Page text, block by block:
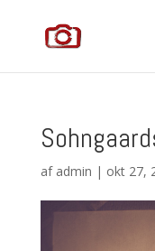
af admin | okt 27,